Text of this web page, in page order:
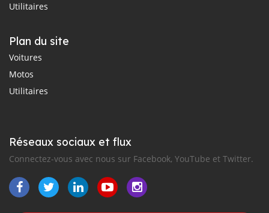
Utilitaires
Plan du site
Voitures
Motos
Utilitaires
Réseaux sociaux et flux
Connectez-vous avec nous sur Facebook, YouTube et Twitter.